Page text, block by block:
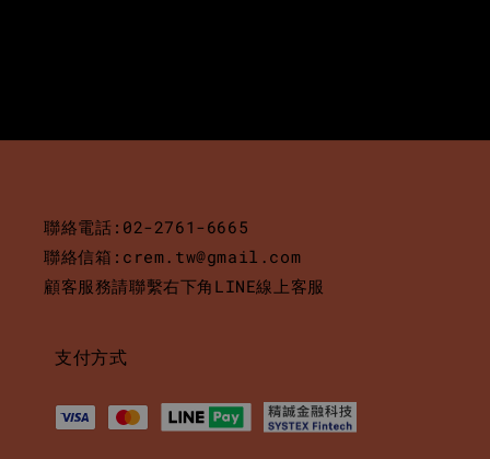
聯絡電話:02-2761-6665
聯絡信箱:crem.tw@gmail.com
顧客服務請聯繫右下角LINE線上客服
支付方式